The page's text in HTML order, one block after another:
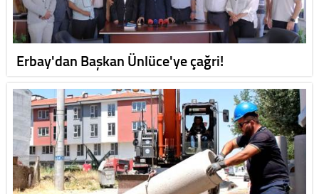
Erbay'dan Başkan Ünlüce'ye çağri!